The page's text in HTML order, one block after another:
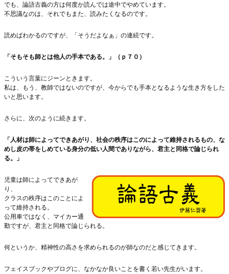
でも、論語古義の方は何度か読んでは途中でやめています。
不思議なのは、それでもまた、読みたくなるのです。
読めばわかるのですが、「そうだよなぁ」の連続です。
「そもそも師とは他人の手本である。」（ｐ７０）
こういう言葉にジーンときます。
私は、もう、教師ではないのですが、今からでも手本となるような生き方をした
いと思います。
さらに、次のように続きます。
「人材は師によってできあがり、社会の秩序はこのによって維持されるもの、な
めし皮の帯をしめている身分の低い人間でありながら、君主と同格で論じられ
る。」
児童は師によってできあが
り、
クラスの秩序はこのことによ
って維持される。
公用車ではなく、マイカー通
勤ですが、君主と同格で論じられる。
何というか、精神性の高さを求められるのが師なのだと感じてきます。
フェイスブックやブログに、なかなか良いことを書く若い先生がいます。